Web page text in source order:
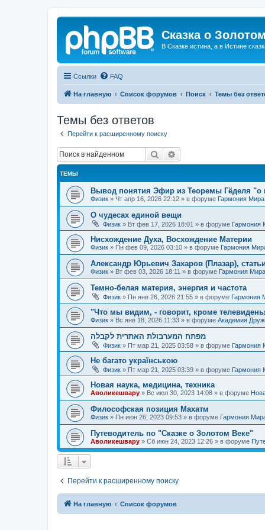
Сказка о
В Сказке истина, а в Истине
Ссылки FAQ
На главную Список форумов Поиск Темы без
Темы без ответов
Перейти к расширенному поиску
Поиск
ТЕМЫ
Вывод понятия Эфир из Теоремы Гёделя "о
Физик » Чт апр 16, 2026 22:12 » в форуме Гармония Мира
О чудесах единой вещи
Физик » Вт фев 17, 2026 18:01 » в форуме Гармония
Нисхождение Духа, Восхождение Материи
Физик » Пн фев 09, 2026 03:10 » в форуме Гармония
Александр Юрьевич Захаров (Плазар), статьи
Физик » Вт фев 03, 2026 18:11 » в форуме Гармония Мира
Темно-белая материя, энергия и частота
Физик » Пн янв 26, 2026 21:55 » в форуме Гармония
"Что мы видим, - говорит, кроме
Физик » Вс янв 18, 2026 11:33 » в форуме Академия
מפתח המערבולת האתרית לקבלה
Физик » Пт мар 21, 2025 03:58 » в форуме Гармония
Не багато українською
Физик » Пт мар 21, 2025 03:39 » в форуме Гармония
Новая наука, медицина, техника
Аволикешвару » Вс июл 30, 2023 14:08 » в форуме
Философская позиция Махатм
Физик » Пн июн 26, 2023 09:53 » в форуме Гармония
Путеводитель по "Сказке о Золотом Веке"
Аволикешвару » Сб июн 24, 2023 12:26 » в форуме
Перейти к расширенному поиску
На главную Список форумов